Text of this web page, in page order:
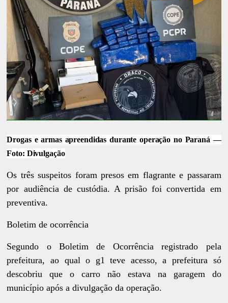
Drogas e armas apreendidas durante operação no Paraná —
Foto: Divulgação
Os três suspeitos foram presos em flagrante e passaram
por audiência de custódia. A prisão foi convertida em
preventiva.
Boletim de ocorrência
Segundo o Boletim de Ocorrência registrado pela
prefeitura, ao qual o g1 teve acesso, a prefeitura só
descobriu que o carro não estava na garagem do
município após a divulgação da operação.